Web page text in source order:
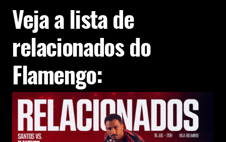
Veja a lista de
relacionados do
Flamengo: